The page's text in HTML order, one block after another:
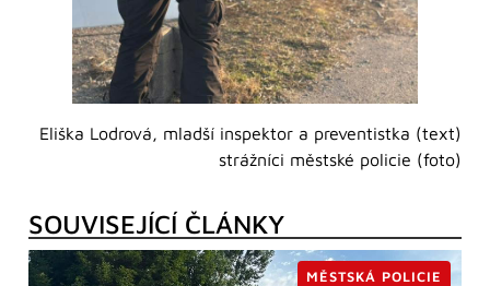
Eliška Lodrová, mladší inspektor a preventistka (text)
strážníci městské policie (foto)
SOUVISEJÍCÍ ČLÁNKY
MĚSTSKÁ POLICIE